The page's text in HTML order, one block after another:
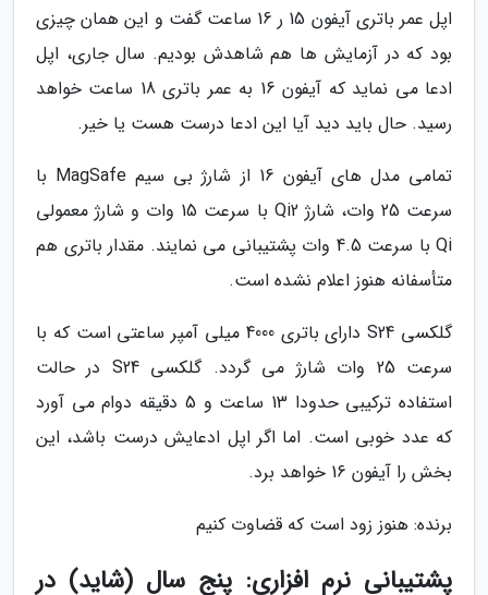
اپل عمر باتری آیفون 15 ر 16 ساعت گفت و این همان چیزی
بود که در آزمایش ها هم شاهدش بودیم. سال جاری، اپل
ادعا می نماید که آیفون 16 به عمر باتری 18 ساعت خواهد
رسید. حال باید دید آیا این ادعا درست هست یا خیر.
تمامی مدل های آیفون 16 از شارژ بی سیم MagSafe با
سرعت 25 وات، شارژ Qi2 با سرعت 15 وات و شارژ معمولی
Qi با سرعت 4.5 وات پشتیبانی می نمایند. مقدار باتری هم
متأسفانه هنوز اعلام نشده است.
گلکسی S24 دارای باتری 4000 میلی آمپر ساعتی است که با
سرعت 25 وات شارژ می گردد. گلکسی S24 در حالت
استفاده ترکیبی حدودا 13 ساعت و 5 دقیقه دوام می آورد
که عدد خوبی است. اما اگر اپل ادعایش درست باشد، این
بخش را آیفون 16 خواهد برد.
برنده: هنوز زود است که قضاوت کنیم
پشتیبانی نرم افزاری: پنج سال (شاید) در